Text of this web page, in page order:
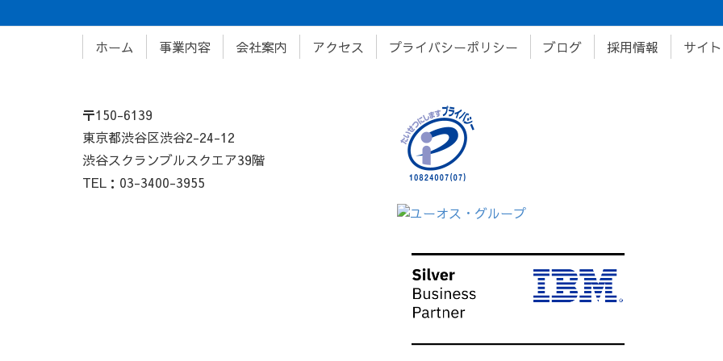
ホーム 事業内容 会社案内 アクセス プライバシーポリシー ブログ 採用情報 サイ
〒150-6139
東京都渋谷区渋谷2-24-12
渋谷スクランブルスクエア39階
TEL：03-3400-3955